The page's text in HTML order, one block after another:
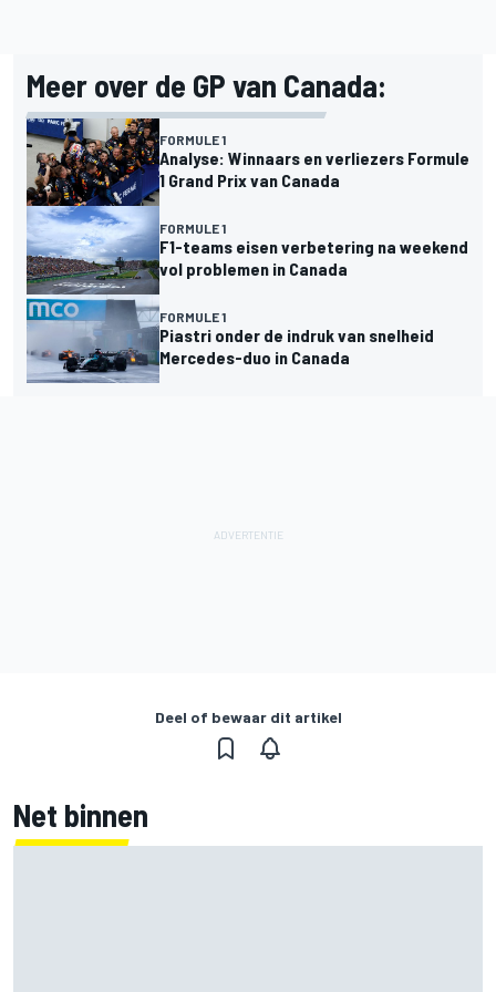
Meer over de GP van Canada:
FORMULE 1
Analyse: Winnaars en verliezers Formule
1 Grand Prix van Canada
FORMULE 1
F1-teams eisen verbetering na weekend
vol problemen in Canada
FORMULE 1
Piastri onder de indruk van snelheid
Mercedes-duo in Canada
Deel of bewaar dit artikel
Net binnen